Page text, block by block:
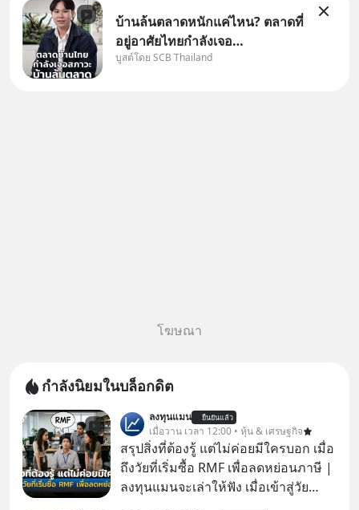
บ้านล้นตลาดหนักแค่ไหน? ตลาดที่
อยู่อาศัยไทยกำลังเจอ
Oversupply หนักกว่าที่คิด และ
บูสต์โดย SCB Thailand
โฆษณา
กำลังนิยมในบล็อกดิต
ลงทุนแมน ยืนยันแล้ว
เมื่อวาน เวลา 12:00 • หุ้น & เศรษฐกิจ
สรุปสิ่งที่ต้องรู้ แต่ไม่ค่อยมีใครบอก เมื่อ
ถึงวัยที่เริ่มซื้อ RMF เพื่อลดหย่อนภาษี |
ลงทุนแมนจะเล่าให้ฟัง เมื่อเข้าสู่วัย